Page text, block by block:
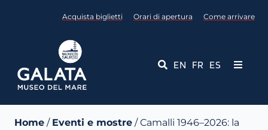
Acquista biglietti Orari di apertura Come arrivare
EN FR ES
Toggle
Home / Eventi e mostre / Camalli 1946–2026: la